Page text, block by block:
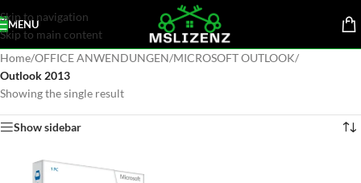
Skip to navigation
Skip to main content
MENU
Home/OFFICE ANWENDUNGEN/MICROSOFT OUTLOOK/
Outlook 2013
Showing the single result
Show sidebar